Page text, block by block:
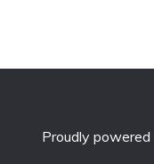
Proudly